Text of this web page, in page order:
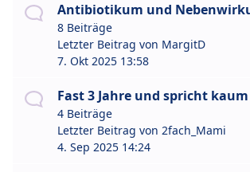
Antibiotikum und
8 Beiträge
Letzter Beitrag von MargitD
7. Okt 2025 13:58
Fast 3 Jahre und spricht kaum
4 Beiträge
Letzter Beitrag von 2fach_Mami
4. Sep 2025 14:24